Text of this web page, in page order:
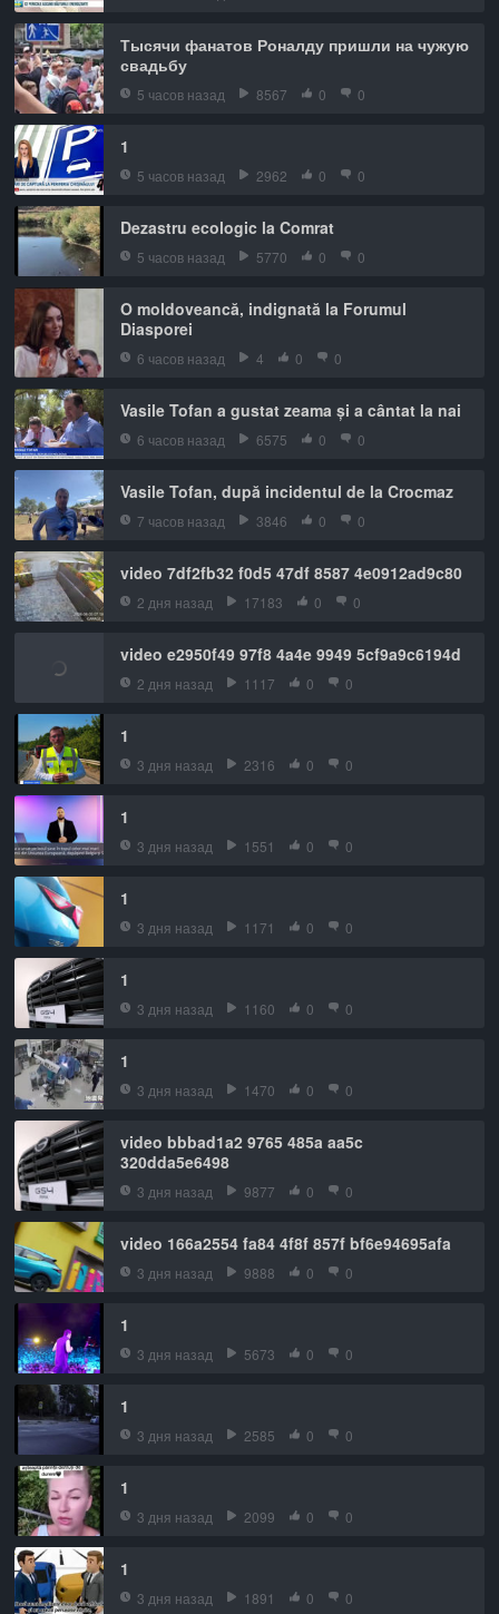
Тысячи фанатов Роналду пришли на чужую
свадьбу
5 часов назад 8567 0 0
1
5 часов назад 2962 0 0
Dezastru ecologic la Comrat
5 часов назад 5770 0 0
O moldoveancă, indignată la Forumul
Diasporei
6 часов назад 4 0 0
Vasile Tofan a gustat zeama și a cântat la nai
6 часов назад 6575 0 0
Vasile Tofan, după incidentul de la Crocmaz
7 часов назад 3846 0 0
video 7df2fb32 f0d5 47df 8587 4e0912ad9c80
2 дня назад 17183 0 0
video e2950f49 97f8 4a4e 9949 5cf9a9c6194d
2 дня назад 1117 0 0
1
3 дня назад 2316 0 0
1
3 дня назад 1551 0 0
1
3 дня назад 1171 0 0
1
3 дня назад 1160 0 0
1
3 дня назад 1470 0 0
video bbbad1a2 9765 485a aa5c
320dda5e6498
3 дня назад 9877 0 0
video 166a2554 fa84 4f8f 857f bf6e94695afa
3 дня назад 9888 0 0
1
3 дня назад 5673 0 0
1
3 дня назад 2585 0 0
1
3 дня назад 2099 0 0
1
3 дня назад 1891 0 0